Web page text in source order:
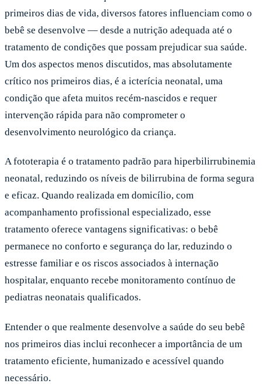
primeiros dias de vida, diversos fatores influenciam como o
bebê se desenvolve — desde a nutrição adequada até o
tratamento de condições que possam prejudicar sua saúde.
Um dos aspectos menos discutidos, mas absolutamente
crítico nos primeiros dias, é a icterícia neonatal, uma
condição que afeta muitos recém-nascidos e requer
intervenção rápida para não comprometer o
desenvolvimento neurológico da criança.
A fototerapia é o tratamento padrão para hiperbilirrubinemia
neonatal, reduzindo os níveis de bilirrubina de forma segura
e eficaz. Quando realizada em domicílio, com
acompanhamento profissional especializado, esse
tratamento oferece vantagens significativas: o bebê
permanece no conforto e segurança do lar, reduzindo o
estresse familiar e os riscos associados à internação
hospitalar, enquanto recebe monitoramento contínuo de
pediatras neonatais qualificados.
Entender o que realmente desenvolve a saúde do seu bebê
nos primeiros dias inclui reconhecer a importância de um
tratamento eficiente, humanizado e acessível quando
necessário.